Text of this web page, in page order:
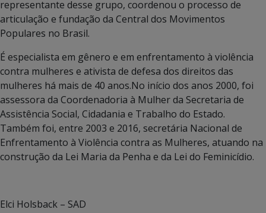
representante desse grupo, coordenou o processo de
articulação e fundação da Central dos Movimentos
Populares no Brasil.
É especialista em gênero e em enfrentamento à violência
contra mulheres e ativista de defesa dos direitos das
mulheres há mais de 40 anos.No início dos anos 2000, foi
assessora da Coordenadoria à Mulher da Secretaria de
Assistência Social, Cidadania e Trabalho do Estado.
Também foi, entre 2003 e 2016, secretária Nacional de
Enfrentamento à Violência contra as Mulheres, atuando na
construção da Lei Maria da Penha e da Lei do Feminicídio.
Elci Holsback – SAD